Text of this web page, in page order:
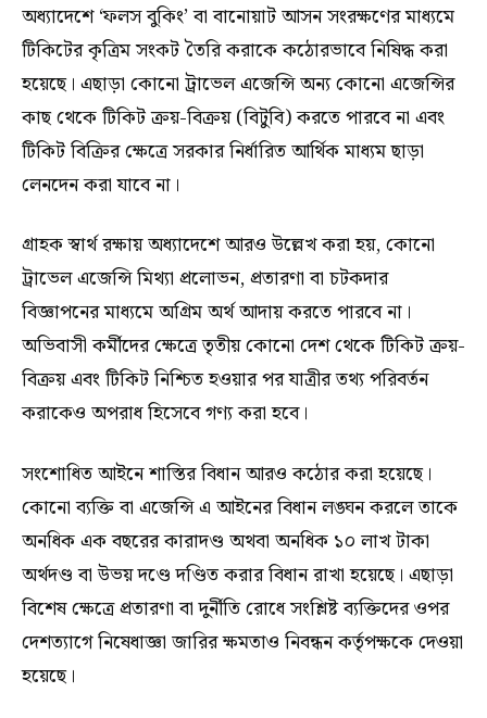
অধ্যাদেশে ‘ফলস বুকিং’ বা বানোয়াট আসন সংরক্ষণের মাধ্যমে
টিকিটের কৃত্রিম সংকট তৈরি করাকে কঠোরভাবে নিষিদ্ধ করা
হয়েছে। এছাড়া কোনো ট্রাভেল এজেন্সি অন্য কোনো এজেন্সির
কাছ থেকে টিকিট ক্রয়-বিক্রয় (বিটুবি) করতে পারবে না এবং
টিকিট বিক্রির ক্ষেত্রে সরকার নির্ধারিত আর্থিক মাধ্যম ছাড়া
লেনদেন করা যাবে না।
গ্রাহক স্বার্থ রক্ষায় অধ্যাদেশে আরও উল্লেখ করা হয়, কোনো
ট্রাভেল এজেন্সি মিথ্যা প্রলোভন, প্রতারণা বা চটকদার
বিজ্ঞাপনের মাধ্যমে অগ্রিম অর্থ আদায় করতে পারবে না।
অভিবাসী কর্মীদের ক্ষেত্রে তৃতীয় কোনো দেশ থেকে টিকিট ক্রয়-
বিক্রয় এবং টিকিট নিশ্চিত হওয়ার পর যাত্রীর তথ্য পরিবর্তন
করাকেও অপরাধ হিসেবে গণ্য করা হবে।
সংশোধিত আইনে শাস্তির বিধান আরও কঠোর করা হয়েছে।
কোনো ব্যক্তি বা এজেন্সি এ আইনের বিধান লঙ্ঘন করলে তাকে
অনধিক এক বছরের কারাদণ্ড অথবা অনধিক ১০ লাখ টাকা
অর্থদণ্ড বা উভয় দণ্ডে দণ্ডিত করার বিধান রাখা হয়েছে। এছাড়া
বিশেষ ক্ষেত্রে প্রতারণা বা দুর্নীতি রোধে সংশ্লিষ্ট ব্যক্তিদের ওপর
দেশত্যাগে নিষেধাজ্ঞা জারির ক্ষমতাও নিবন্ধন কর্তৃপক্ষকে দেওয়া
হয়েছে।